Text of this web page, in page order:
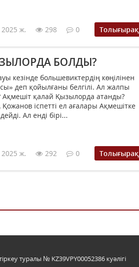
ж. 298 0 Толығырақ
БОЛДЫ?
кезінде большевиктердің көңілінен
деп қойылғаны белгілі. Ал жалпы
Ақмешіт қалай Қызылорда атанды?
іспетті ел ағалары Ақмешітке
Ал енді бірі...
ж. 292 0 Толығырақ
туралы № KZ39VPY00052386 куәлігі